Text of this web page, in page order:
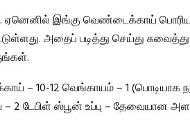
ஏனெனில் இங்கு வெண்டைக்காய்
அதைப் படித்து செய்து சுவைத்து
10-12 வெங்காயம் – 1 (பொடியாக
– 2 டேபிள் ஸ்பூன் உப்பு – தேவையான